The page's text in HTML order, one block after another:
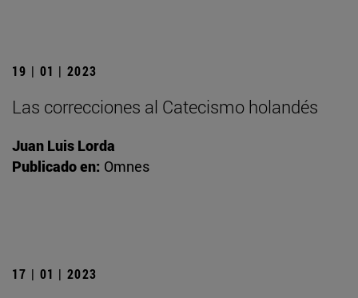
19 | 01 | 2023
Las correcciones al Catecismo holandés
Juan Luis Lorda
Publicado en: Omnes
17 | 01 | 2023